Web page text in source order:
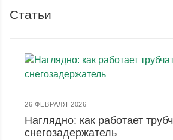
Статьи
26 ФЕВРАЛЯ 2026
Наглядно: как работает
снегозадержатель